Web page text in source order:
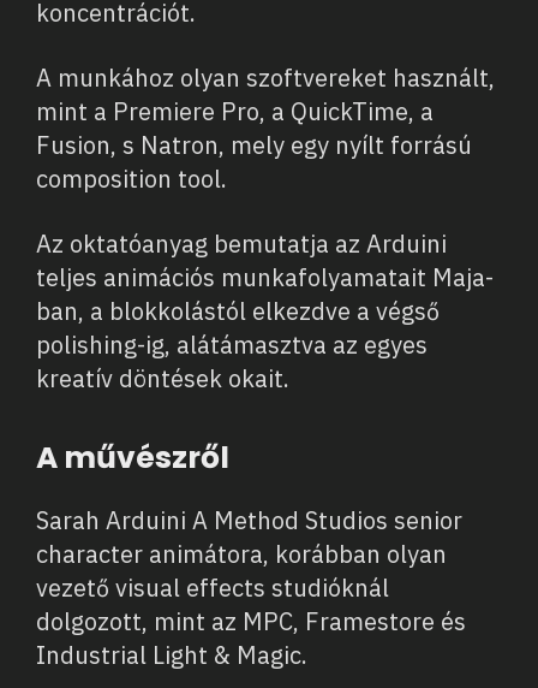
koncentrációt.
A munkához olyan szoftvereket használt,
mint a Premiere Pro, a QuickTime, a
Fusion, s Natron, mely egy nyílt forrású
composition tool.
Az oktatóanyag bemutatja az Arduini
teljes animációs munkafolyamatait Maja-
ban, a blokkolástól elkezdve a végső
polishing-ig, alátámasztva az egyes
kreatív döntések okait.
A művészről
Sarah Arduini A Method Studios senior
character animátora, korábban olyan
vezető visual effects studióknál
dolgozott, mint az MPC, Framestore és
Industrial Light & Magic.